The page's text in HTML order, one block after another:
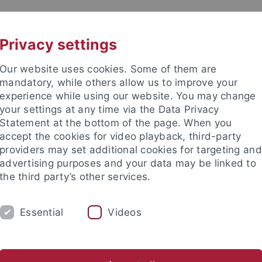
Rechtsgrundlagen
Über uns
Privacy settings
Our website uses cookies. Some of them are
mandatory, while others allow us to improve your
experience while using our website. You may change
your settings at any time via the Data Privacy
Statement at the bottom of the page. When you
accept the cookies for video playback, third-party
providers may set additional cookies for targeting and
advertising purposes and your data may be linked to
the third party’s other services.
Essential Videos